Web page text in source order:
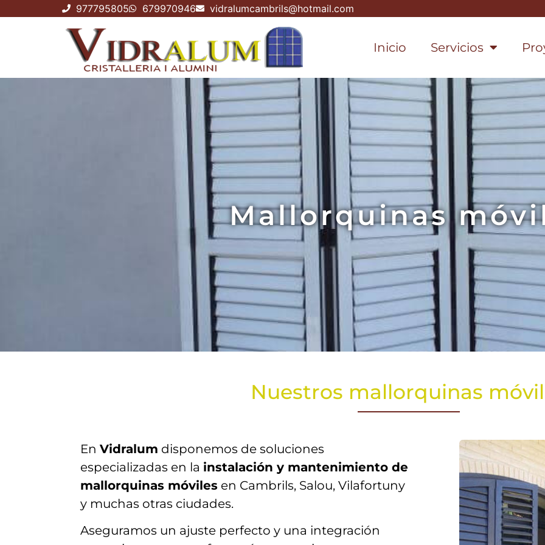
977795805 679970946 vidralumcambrils@hotmail.com
Inicio Servicios
Mallorquinas
Nuestros mallorquinas
En Vidralum disponemos de soluciones
especializadas en la instalación y mantenimiento de
mallorquinas móviles en Cambrils, Salou, Vilafortuny
y muchas otras ciudades.
Aseguramos un ajuste perfecto y una integración